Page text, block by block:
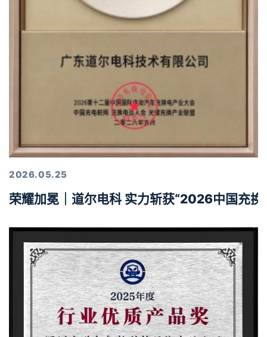
2026.05.25
荣耀加冕｜道尔电科 实力斩获“2026中国充换